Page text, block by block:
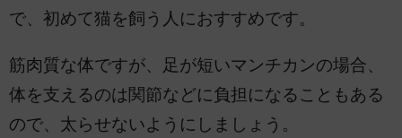
で、初めて猫を飼う人におすすめです。
筋肉質な体ですが、足が短いマンチカンの場合、
体を支えるのは関節などに負担になることもある
ので、太らせないようにしましょう。